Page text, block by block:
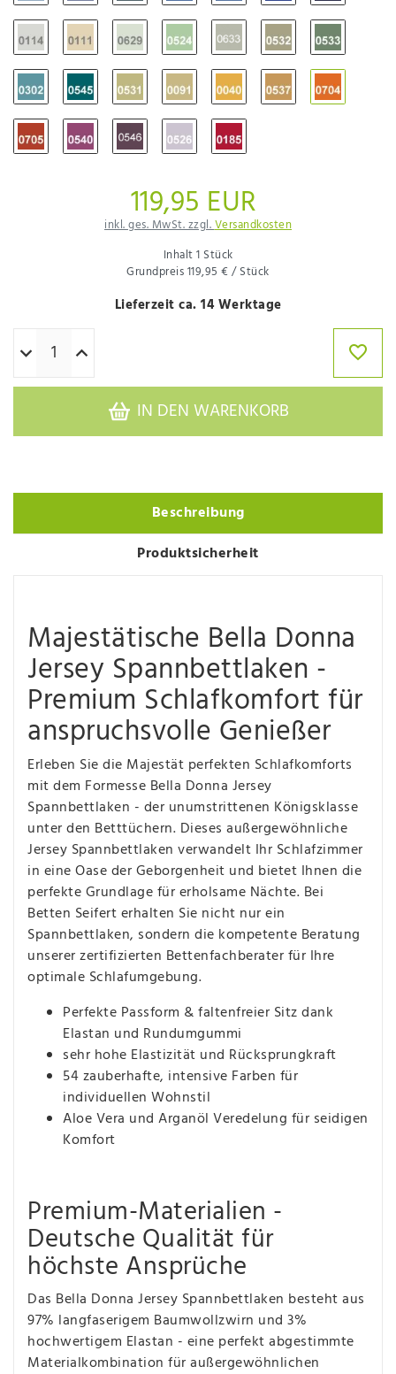
119,95 EUR
inkl. ges. MwSt. zzgl.Versandkosten
Inhalt1 Stück
Grundpreis119,95 € / Stück
Lieferzeit ca. 14 Werktage
IN DEN WARENKORB
Beschreibung
Produktsicherheit
Majestätische Bella Donna
Jersey Spannbettlaken -
Premium Schlafkomfort für
anspruchsvolle Genießer
Erleben Sie die Majestät perfekten Schlafkomforts
mit dem Formesse Bella Donna Jersey
Spannbettlaken - der unumstrittenen Königsklasse
unter den Betttüchern. Dieses außergewöhnliche
Jersey Spannbettlaken verwandelt Ihr Schlafzimmer
in eine Oase der Geborgenheit und bietet Ihnen die
perfekte Grundlage für erholsame Nächte. Bei
Betten Seifert erhalten Sie nicht nur ein
Spannbettlaken, sondern die kompetente Beratung
unserer zertifizierten Bettenfachberater für Ihre
optimale Schlafumgebung.
Perfekte Passform & faltenfreier Sitz dank
Elastan und Rundumgummi
sehr hohe Elastizität und Rücksprungkraft
54 zauberhafte, intensive Farben für
individuellen Wohnstil
Aloe Vera und Arganöl Veredelung für seidigen
Komfort
Premium-Materialien -
Deutsche Qualität für
höchste Ansprüche
Das Bella Donna Jersey Spannbettlaken besteht aus
97% langfaserigem Baumwollzwirn und 3%
hochwertigem Elastan - eine perfekt abgestimmte
Materialkombination für außergewöhnlichen